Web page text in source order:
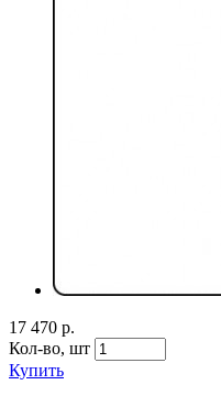
17 470 р.
Кол-во, шт
Купить